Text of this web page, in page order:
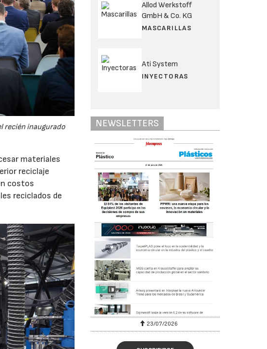
recién inaugurado
materiales
reciclaje
costos
reciclados de
Allod Werkstoff
GmbH & Co. KG
MASCARILLAS
Ati System
INYECTORAS
NEWSLETTERS
23/07/2026 30/07/2026